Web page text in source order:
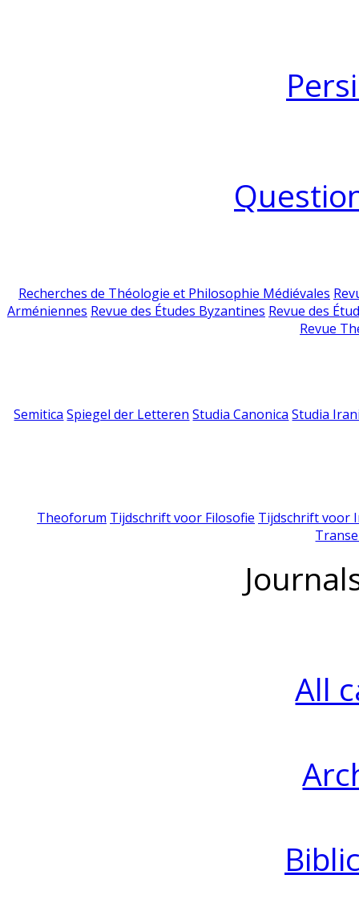
Recherches de Théologie et Philosophie Médiévales
Arméniennes Revue des Études Byzantines Revue des
Revue
Semitica Spiegel der Letteren Studia Canonica Studia
Theoforum Tijdschrift voor Filosofie Tijdschrift voor
All